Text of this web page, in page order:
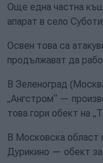
Още една частна
апарат в село
Освен това са
продължават да
В Зеленоград
„Ангстром“ —
това гори обект на
В Московска област
Дурикино — обект за